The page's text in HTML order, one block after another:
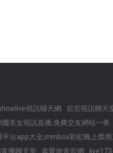
視訊聊天網 后宮視訊聊天
國美女視訊直播,免費交友網站一夜
平台app大全,mmbox彩虹晚上禁用
播聊天室
真愛旅舍官網